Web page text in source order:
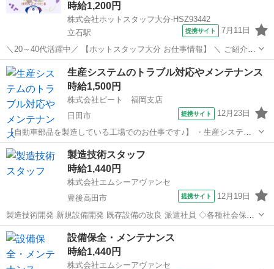
時給1,200円
株式会社ホットスタッフ大分-HSZ93442
立石駅
提携サイト 7月11日
＼20～40代活躍中／ 【ホットスタッフ大分 お仕事情報】 ＼ ご紹介す
るお仕事のPOINT / ◆くだものの栽培や収穫に興味のある方 ◆作物の
勉強をしたい方 ◆短期のお仕事をお探しの方 ◆日月休み
━━━━━━━━━━...
大分 立石駅 その他
生産システムのトラブル対応やメンテナンス
時給1,500円
株式会社ビート 福岡支店
日田市
提携サイト 12月23日
【自動車部品を製造している工場でのお仕事です♪】 ・生産システム
にトラブルがあったときの復旧作業やメンテナンスなどが主なお仕事
内容です。 プログラミングに興味がある方や勉強中の方など 実務経験
が無くてもOKですので、ご興味...
大分 日田市 その他
製造技術スタッフ
時給1,440円
株式会社エムシーアヴァンセ
豊後高田市
提携サイト 12月19日
製造技術開発 新規設備開発 既存設備の改良 派遣社員 ◇各種社会保険
完備 (加入保険は、就業時間により異なります。) ◇年齢不問 ◇未経験
者歓迎
大分 豊後高田市 その他
設備保全・メンテナンス
時給1,440円
株式会社エムシーアヴァンセ